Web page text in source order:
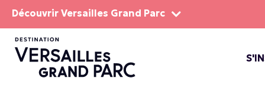
Découvrir Versailles Grand Parc